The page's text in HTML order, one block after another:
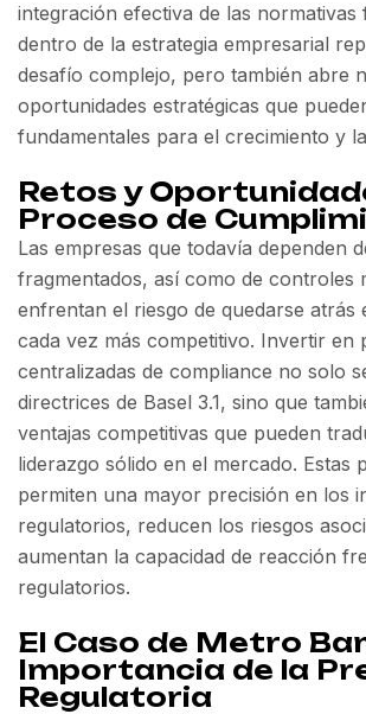
integración efectiva de las normativas
dentro de la estrategia empresarial
desafío complejo, pero también abre
oportunidades estratégicas que
fundamentales para el crecimiento y
Retos y
Proceso de
Las empresas que todavía dependen
fragmentados, así como de controles
enfrentan el riesgo de quedarse atrás
cada vez más competitivo. Invertir en
centralizadas de compliance no solo
directrices de Basel 3.1, sino que
ventajas competitivas que pueden
liderazgo sólido en el mercado. Estas
permiten una mayor precisión en los
regulatorios, reducen los riesgos
aumentan la capacidad de reacción
regulatorios.
El Caso de Metro
Importancia de la
Regulatoria